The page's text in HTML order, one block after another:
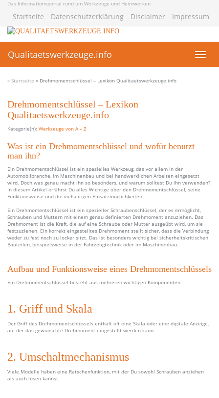
Skip
content
Das Informationsportal rund um Werkzeuge und Heimwerken
Startseite Datenschutzerklärung Disclaimer Impressum
Qualitaetswerkzeuge.info
» Startseite » Drehmomentschlüssel – Lexikon Qualitaetswerkzeuge.info
Drehmomentschlüssel – Lexikon
Qualitaetswerkzeuge.info
Kategorie(n): Werkzeuge von A – Z
Was ist ein Drehmomentschlüssel und wofür benutzt
man ihn?
Ein Drehmomentschlüssel ist ein spezielles Werkzeug, das vor allem in der
Automobilbranche, im Maschinenbau und bei handwerklichen Arbeiten eingesetzt
wird. Doch was genau macht ihn so besonders, und warum solltest Du ihn verwenden?
In diesem Artikel erfährst Du alles Wichtige über den Drehmomentschlüssel, seine
Funktionsweise und die vielseitigen Einsatzmöglichkeiten.
Ein Drehmomentschlüssel ist ein spezieller Schraubenschlüssel, der es ermöglicht,
Schrauben und Muttern mit einem genau definierten Drehmoment anzuziehen. Das
Drehmoment ist die Kraft, die auf eine Schraube oder Mutter ausgeübt wird, um sie
festzuziehen. Ein korrekt eingestelltes Drehmoment stellt sicher, dass die Verbindung
weder zu fest noch zu locker sitzt. Das ist besonders wichtig bei sicherheitskritischen
Bauteilen, beispielsweise in der Fahrzeugtechnik oder im Maschinenbau.
Aufbau und Funktionsweise eines Drehmomentschlüssels
Ein Drehmomentschlüssel besteht aus mehreren wichtigen Komponenten:
1. Griff und Skala
Der Griff des Drehmomentschlüssels enthält oft eine Skala oder eine digitale Anzeige,
auf der das gewünschte Drehmoment eingestellt werden kann.
2. Umschaltmechanismus
Viele Modelle haben eine Ratschenfunktion, mit der Du sowohl Schrauben anziehen
als auch lösen kannst.